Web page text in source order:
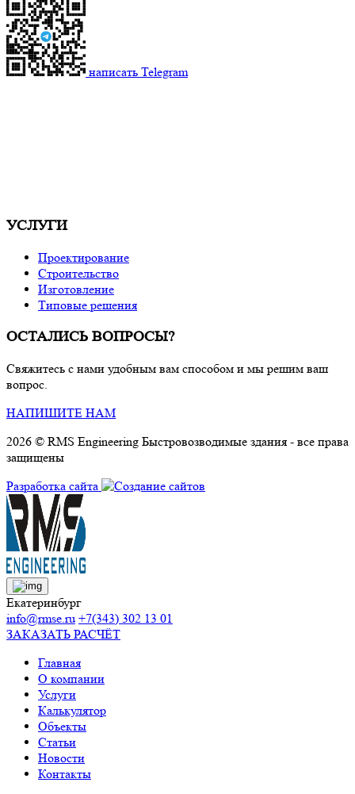
написать Telegram
УСЛУГИ
Проектирование
Строительство
Изготовление
Типовые решения
ОСТАЛИСЬ ВОПРОСЫ?
Свяжитесь с нами удобным вам способом и мы решим ваш
вопрос.
НАПИШИТЕ НАМ
2026 © RMS Engineering Быстровозводимые здания - все права
защищены
Разработка сайта
Екатеринбург
info@rmse.ru +7(343) 302 13 01
ЗАКАЗАТЬ РАСЧЁТ
Главная
О компании
Услуги
Калькулятор
Объекты
Статьи
Новости
Контакты